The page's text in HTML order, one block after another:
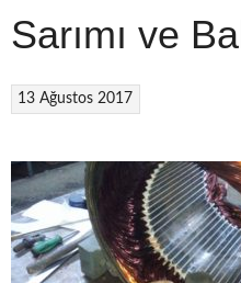
Sarımı ve
13 Ağustos 2017